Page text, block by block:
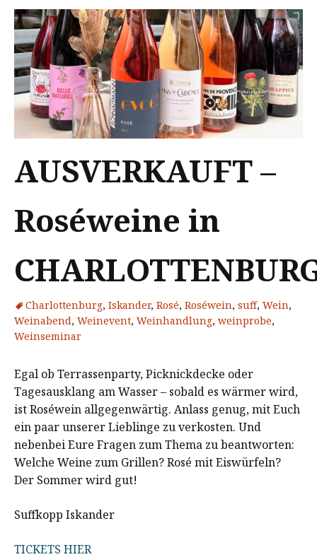
AUSVERKAUFT –
Roséweine in
Charlottenburg, Iskander, Rosé, Roséwein, suff, Wein,
Weinabend, Weinevent, Weinhandlung, weinprobe,
Weinseminar
Egal ob Terrassenparty, Picknickdecke oder
Tagesausklang am Wasser – sobald es wärmer wird,
ist Roséwein allgegenwärtig. Anlass genug, mit Euch
ein paar unserer Lieblinge zu verkosten. Und
nebenbei Eure Fragen zum Thema zu beantworten:
Welche Weine zum Grillen? Rosé mit Eiswürfeln?
Der Sommer wird gut!
Suffkopp Iskander
TICKETS HIER